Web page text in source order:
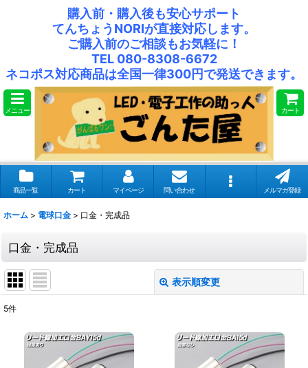
購入前・購入後も安心サポート
てんちょうNORIが直接対応します。
ご購入前のご相談もお気軽に！
TEL 080-8308-6672
ネコポス対応商品は全国一律300円で発送できます。
メニュー カート
商品一覧 カート マイページ 問い合わせ メルマガ登録
ホーム > 電球口金 > 口金・完成品
口金・完成品
表示順変更
5件